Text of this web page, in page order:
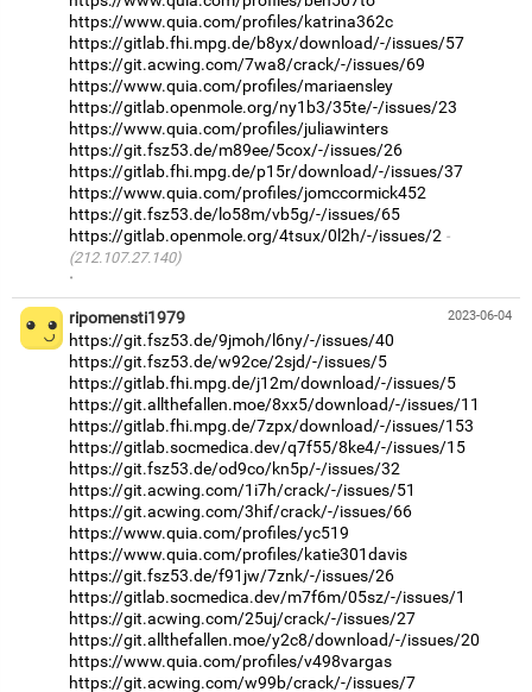
https://www.quia.com/profiles/katrina362c
https://gitlab.fhi.mpg.de/b8yx/download/-/issues/57
https://git.acwing.com/7wa8/crack/-/issues/69
https://www.quia.com/profiles/mariaensley
https://gitlab.openmole.org/ny1b3/35te/-/issues/23
https://www.quia.com/profiles/juliawinters
https://git.fsz53.de/m89ee/5cox/-/issues/26
https://gitlab.fhi.mpg.de/p15r/download/-/issues/37
https://www.quia.com/profiles/jomccormick452
https://git.fsz53.de/lo58m/vb5g/-/issues/65
https://gitlab.openmole.org/4tsux/0l2h/-/issues/2
(212.107.27.140)
·
2023-06-04
ripomensti1979
https://git.fsz53.de/9jmoh/l6ny/-/issues/40
https://git.fsz53.de/w92ce/2sjd/-/issues/5
https://gitlab.fhi.mpg.de/j12m/download/-/issues/5
https://git.allthefallen.moe/8xx5/download/-/issues/11
https://gitlab.fhi.mpg.de/7zpx/download/-/issues/153
https://gitlab.socmedica.dev/q7f55/8ke4/-/issues/15
https://git.fsz53.de/od9co/kn5p/-/issues/32
https://git.acwing.com/1i7h/crack/-/issues/51
https://git.acwing.com/3hif/crack/-/issues/66
https://www.quia.com/profiles/yc519
https://www.quia.com/profiles/katie301davis
https://git.fsz53.de/f91jw/7znk/-/issues/26
https://gitlab.socmedica.dev/m7f6m/05sz/-/issues/1
https://git.acwing.com/25uj/crack/-/issues/27
https://git.allthefallen.moe/y2c8/download/-/issues/20
https://www.quia.com/profiles/v498vargas
https://git.acwing.com/w99b/crack/-/issues/7